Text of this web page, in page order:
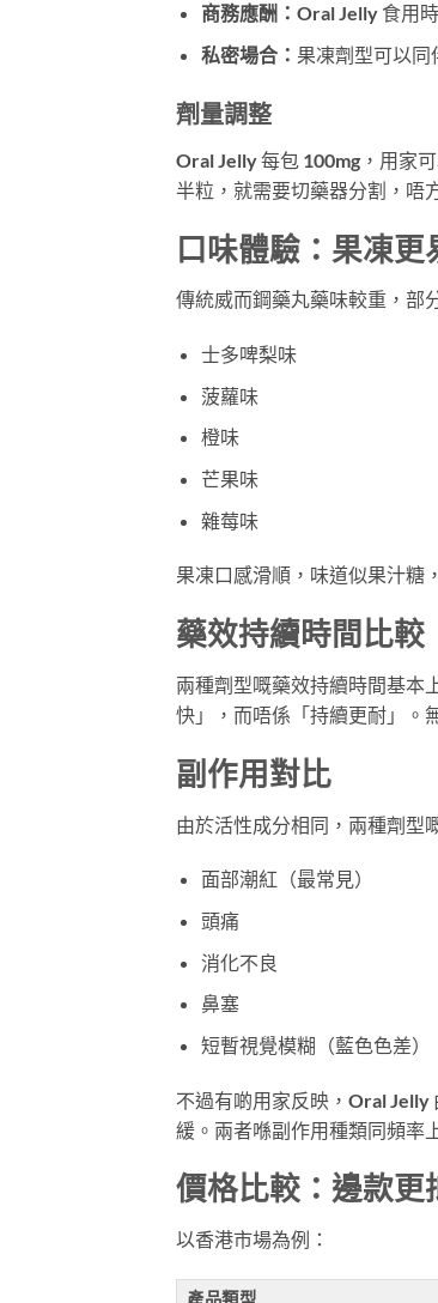
商務應酬： Oral Jelly 食用
私密場合： 果凍劑型可以同
劑量調整
Oral Jelly 每包 100mg，用家
半粒，就需要切藥器分割，唔
口味體驗：果凍更
傳統威而鋼藥丸藥味較重，部
士多啤梨味
菠蘿味
橙味
芒果味
雜莓味
果凍口感滑順，味道似果汁糖
藥效持續時間比較
兩種劑型嘅藥效持續時間基本
快」，而唔係「持續更耐」。
副作用對比
由於活性成分相同，兩種劑型
面部潮紅（最常見）
頭痛
消化不良
鼻塞
短暫視覺模糊（藍色色差）
不過有啲用家反映，Oral Jelly
緩。兩者喺副作用種類同頻率
價格比較：邊款更
以香港市場為例：
產品類型